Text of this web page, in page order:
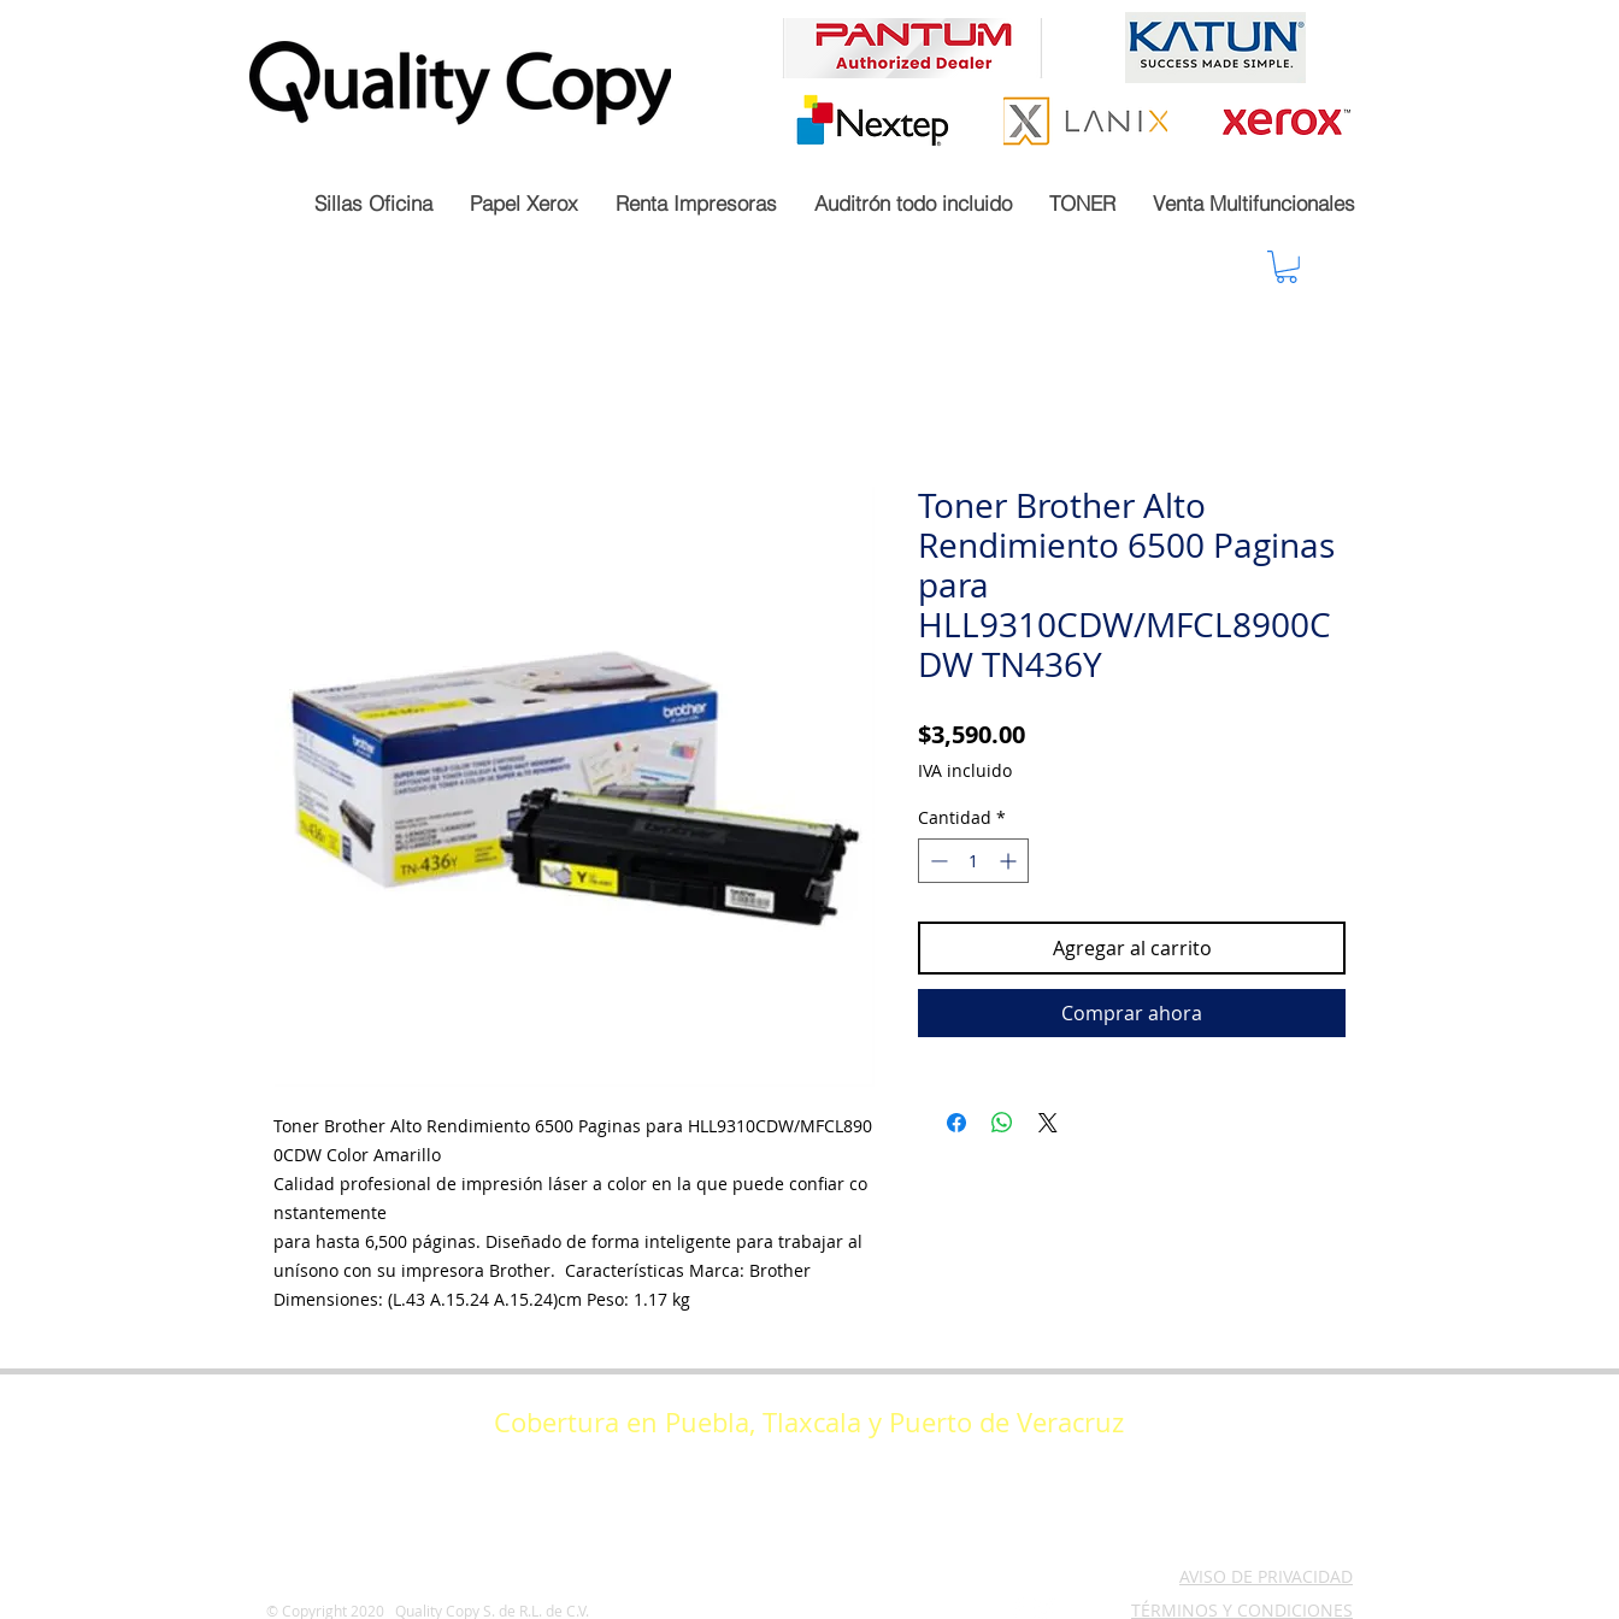
Sillas Oficina Papel Xerox Renta Impresoras Auditrón todo incluido TONER Venta Multifuncionales
Toner Brother Alto Rendimiento 6500 Paginas para HLL9310CDW/MFCL890
0CDW Color Amarillo
Calidad profesional de impresión láser a color en la que puede confiar co
nstantemente
para hasta 6,500 páginas. Diseñado de forma inteligente para trabajar al
unísono con su impresora Brother. Características Marca: Brother
Dimensiones: (L.43 A.15.24 A.15.24)cm Peso: 1.17 kg
Toner Brother Alto
Rendimiento 6500 Paginas
para
HLL9310CDW/MFCL8900C
DW TN436Y
$3,590.00Precio
IVA incluido
Cantidad *
Agregar al carrito
Comprar ahora
Cobertura en Puebla, Tlaxcala y Puerto de Veracruz
AVISO DE PRIVACIDAD
​© Copyright 2020 Quality Copy S. de R.L. de C.V. TÉRMINOS Y CONDICIONES